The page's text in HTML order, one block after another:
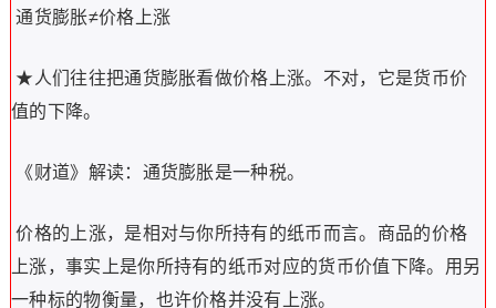
通货膨胀≠价格上涨
★人们往往把通货膨胀看做价格上涨。不对，它是货币价
值的下降。
《财道》解读：通货膨胀是一种税。
价格的上涨，是相对与你所持有的纸币而言。商品的价格
上涨，事实上是你所持有的纸币对应的货币价值下降。用另
一种标的物衡量，也许价格并没有上涨。